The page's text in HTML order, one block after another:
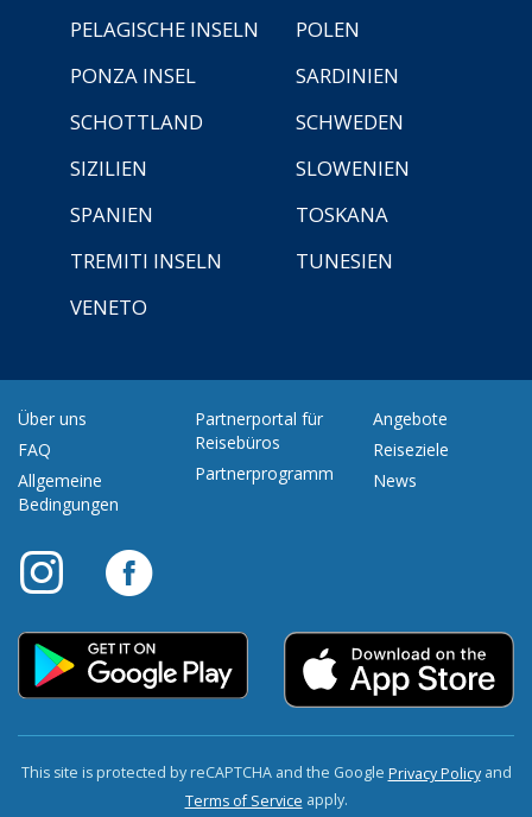
PELAGISCHE INSELN
POLEN
PONZA INSEL
SARDINIEN
SCHOTTLAND
SCHWEDEN
SIZILIEN
SLOWENIEN
SPANIEN
TOSKANA
TREMITI INSELN
TUNESIEN
VENETO
Über uns
FAQ
Allgemeine
Bedingungen
Partnerportal für
Reisebüros
Partnerprogramm
Angebote
Reiseziele
News
This site is protected by reCAPTCHA and the Google Privacy Policyand
Terms of Service apply.